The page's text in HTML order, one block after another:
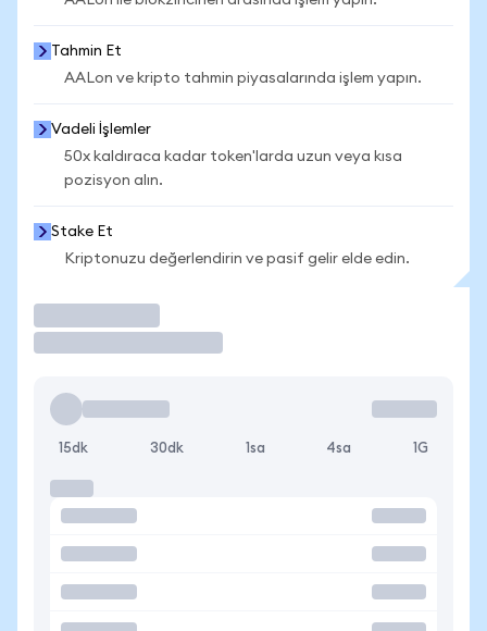
Tahmin Et
AALon ve kripto tahmin piyasalarında işlem yapın.
Vadeli İşlemler
50x kaldıraca kadar token'larda uzun veya kısa
pozisyon alın.
Stake Et
Kriptonuzu değerlendirin ve pasif gelir elde edin.
15dk 30dk 1sa 4sa 1G